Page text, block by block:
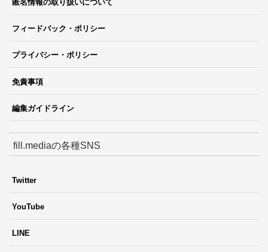
匿名情報の取り扱いについて
フィードバック・ポリシー
プライバシー・ポリシー
免責事項
編集ガイドライン
fill.mediaの各種SNS
Twitter
YouTube
LINE